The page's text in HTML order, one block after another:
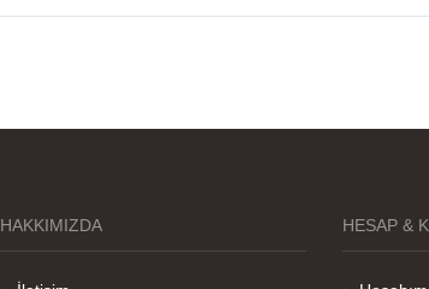
HAKKIMIZDA HESAP &